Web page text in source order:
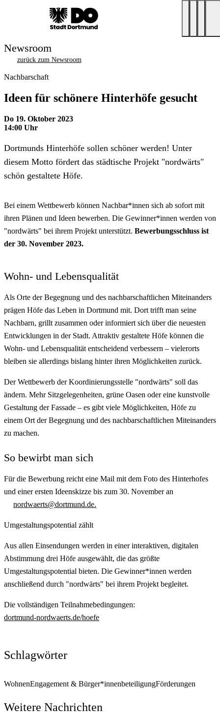
Newsroom
zurück zum Newsroom
Nachbarschaft
Ideen für schönere Hinterhöfe gesucht
Do 19. Oktober 2023
14:00 Uhr
Dortmunds Hinterhöfe sollen schöner werden! Unter
diesem Motto fördert das städtische Projekt "nordwärts"
schön gestaltete Höfe.
Bei einem Wettbewerb können Nachbar*innen sich ab sofort mit
ihren Plänen und Ideen bewerben. Die Gewinner*innen werden von
"nordwärts" bei ihrem Projekt unterstützt. Bewerbungsschluss ist
der 30. November 2023.
Wohn- und Lebensqualität
Als Orte der Begegnung und des nachbarschaftlichen Miteinanders
prägen Höfe das Leben in Dortmund mit. Dort trifft man seine
Nachbarn, grillt zusammen oder informiert sich über die neuesten
Entwicklungen in der Stadt. Attraktiv gestaltete Höfe können die
Wohn- und Lebensqualität entscheidend verbessern – vielerorts
bleiben sie allerdings bislang hinter ihren Möglichkeiten zurück.
Der Wettbewerb der Koordinierungsstelle "nordwärts" soll das
ändern. Mehr Sitzgelegenheiten, grüne Oasen oder eine kunstvolle
Gestaltung der Fassade – es gibt viele Möglichkeiten, Höfe zu
einem Ort der Begegnung und des nachbarschaftlichen Miteinanders
zu machen.
So bewirbt man sich
Für die Bewerbung reicht eine Mail mit dem Foto des Hinterhofes
und einer ersten Ideenskizze bis zum 30. November an
nordwaerts@dortmund.de.
Umgestaltungspotential zählt
Aus allen Einsendungen werden in einer interaktiven, digitalen
Abstimmung drei Höfe ausgewählt, die das größte
Umgestaltungspotential bieten. Die Gewinner*innen werden
anschließend durch "nordwärts" bei ihrem Projekt begleitet.
Die vollständigen Teilnahmebedingungen:
dortmund-nordwaerts.de/hoefe
Schlagwörter
WohnenEngagement & Bürger*innenbeteiligungFörderungen
Weitere Nachrichten